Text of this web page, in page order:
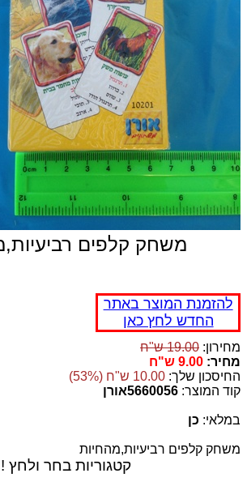
משחק קלפים
להזמנת המוצר באתר
החדש לחץ כאן
מחירון: 19.00 ש"ח
מחיר: 9.00 ש"ח
החיסכון שלך: 10.00 ש"ח (53%)
קוד המוצר: 5660056אורן
במלאי: כן
משחק קלפים רביעיות,מהחיות
קטגוריות בחר ולחץ !